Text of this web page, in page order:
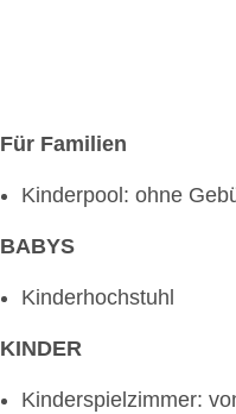
Für Familien
Kinderpool: ohne
BABYS
Kinderhochstuhl
KINDER
Kinderspielzimmer: